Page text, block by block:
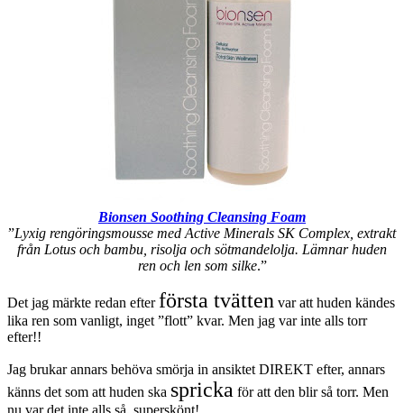
Bionsen Soothing Cleansing Foam
”Lyxig rengöringsmousse med Active Minerals SK Complex, extrakt
från Lotus och bambu, risolja och sötmandelolja. Lämnar huden
ren och len som silke.”
Det jag märkte redan efterförsta tvätten var att huden kändes
lika ren som vanligt, inget ”flott” kvar. Men jag var inte alls torr
efter!!
Jag brukar annars behöva smörja in ansiktet DIREKT efter, annars
känns det som att huden ska spricka för att den blir så torr. Men
nu var det inte alls så, superskönt!